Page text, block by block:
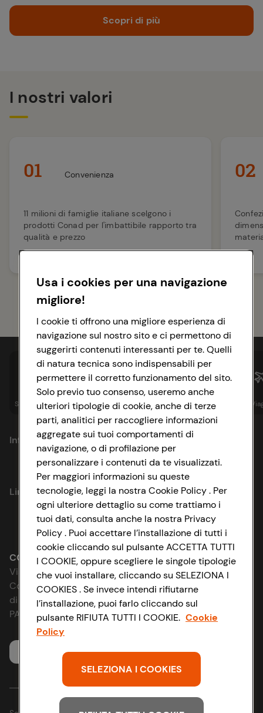
Scopri di più
I nostri valori
01 Convenienza
11 milioni di famiglie italiane scelgono i
prodotti Conad per l'imbattibile rapporto tra
qualità e prezzo
02
Spesa online Assicurazioni Sapori& Istituzionale
Informazioni
Privacy Policy
Cookie Policy
Impostazioni Cookie
Accessibilità
D&I e Parità di Genere
Strategia Fiscale
Link utili
Lavora con noi
Le cooperative
News & Approfondimenti
Richiami prodotto
Whistleblowing
CONAD SOCIETÀ COOPERATIVA
Via Michelino, 59 | 40127 BOLOGNA
Codice Fiscale e Registro Imprese
di Bologna 00865960157
PARTITA IVA 03320960374
Servizio clienti
Usa i cookies per una navigazione
migliore!
I cookie ti offrono una migliore esperienza di
navigazione sul nostro sito e ci permettono di
suggerirti contenuti interessanti per te. Quelli
di natura tecnica sono indispensabili per
permettere il corretto funzionamento del sito.
Solo previo tuo consenso, useremo anche
ulteriori tipologie di cookie, anche di terze
parti, analitici per raccogliere informazioni
aggregate sui tuoi comportamenti di
navigazione, o di profilazione per
personalizzare i contenuti da te visualizzati.
Per maggiori informazioni su queste
tecnologie, leggi la nostra Cookie Policy . Per
ogni ulteriore dettaglio su come trattiamo i
tuoi dati, consulta anche la nostra Privacy
Policy . Puoi accettare l’installazione di tutti i
cookie cliccando sul pulsante ACCETTA TUTTI
I COOKIE, oppure scegliere le singole tipologie
che vuoi installare, cliccando su SELEZIONA I
COOKIES . Se invece intendi rifiutarne
l’installazione, puoi farlo cliccando sul
pulsante RIFIUTA TUTTI I COOKIE. Cookie
Policy
SELEZIONA I COOKIES